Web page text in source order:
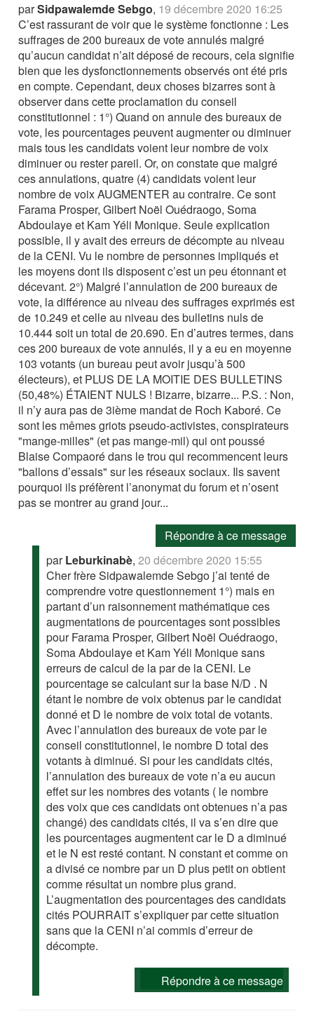
parSidpawalemde Sebgo, 19 décembre 2020 16:25
C’est rassurant de voir que le système fonctionne : Les
suffrages de 200 bureaux de vote annulés malgré
qu’aucun candidat n’ait déposé de recours, cela signifie
bien que les dysfonctionnements observés ont été pris
en compte. Cependant, deux choses bizarres sont à
observer dans cette proclamation du conseil
constitutionnel : 1°) Quand on annule des bureaux de
vote, les pourcentages peuvent augmenter ou diminuer
mais tous les candidats voient leur nombre de voix
diminuer ou rester pareil. Or, on constate que malgré
ces annulations, quatre (4) candidats voient leur
nombre de voix AUGMENTER au contraire. Ce sont
Farama Prosper, Gilbert Noël Ouédraogo, Soma
Abdoulaye et Kam Yéli Monique. Seule explication
possible, il y avait des erreurs de décompte au niveau
de la CENI. Vu le nombre de personnes impliqués et
les moyens dont ils disposent c’est un peu étonnant et
décevant. 2°) Malgré l’annulation de 200 bureaux de
vote, la différence au niveau des suffrages exprimés est
de 10.249 et celle au niveau des bulletins nuls de
10.444 soit un total de 20.690. En d’autres termes, dans
ces 200 bureaux de vote annulés, il y a eu en moyenne
103 votants (un bureau peut avoir jusqu’à 500
électeurs), et PLUS DE LA MOITIE DES BULLETINS
(50,48%) ÉTAIENT NULS ! Bizarre, bizarre... P.S. : Non,
il n’y aura pas de 3ième mandat de Roch Kaboré. Ce
sont les mêmes griots pseudo-activistes, conspirateurs
"mange-milles" (et pas mange-mil) qui ont poussé
Blaise Compaoré dans le trou qui recommencent leurs
"ballons d’essais" sur les réseaux sociaux. Ils savent
pourquoi ils préfèrent l’anonymat du forum et n’osent
pas se montrer au grand jour...
Répondre à ce message
parLeburkinabè,20 décembre 2020 15:55
Cher frère Sidpawalemde Sebgo j’ai tenté de
comprendre votre questionnement 1°) mais en
partant d’un raisonnement mathématique ces
augmentations de pourcentages sont possibles
pour Farama Prosper, Gilbert Noël Ouédraogo,
Soma Abdoulaye et Kam Yéli Monique sans
erreurs de calcul de la par de la CENI. Le
pourcentage se calculant sur la base N/D . N
étant le nombre de voix obtenus par le candidat
donné et D le nombre de voix total de votants.
Avec l’annulation des bureaux de vote par le
conseil constitutionnel, le nombre D total des
votants à diminué. Si pour les candidats cités,
l’annulation des bureaux de vote n’a eu aucun
effet sur les nombres des votants ( le nombre
des voix que ces candidats ont obtenues n’a pas
changé) des candidats cités, il va s’en dire que
les pourcentages augmentent car le D a diminué
et le N est resté contant. N constant et comme on
a divisé ce nombre par un D plus petit on obtient
comme résultat un nombre plus grand.
L’augmentation des pourcentages des candidats
cités POURRAIT s’expliquer par cette situation
sans que la CENI n’ai commis d’erreur de
décompte.
Répondre à ce message